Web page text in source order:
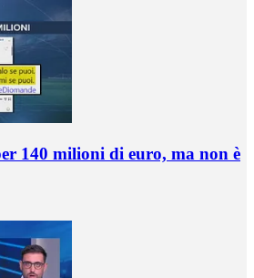
140 milioni di euro, ma non è